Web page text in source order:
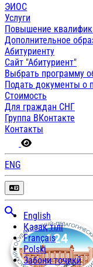
ЭИОС
Услуги
Повышение
Дополнительное
Абитуриенту
Сайт "Абитуриент"
Выбрать программу
Подать документы о
Стоимость
Для граждан СНГ
Группа ВКонтакте
Контакты
ENG
English
Қазақ тілі
Français
Polski
Забони тоҷикӣ